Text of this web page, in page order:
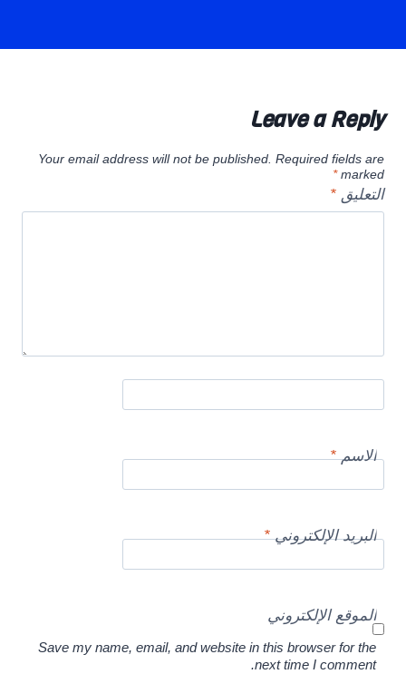
Leave a Reply
Your email address will not be published. Required fields are
marked
*
التعليق *
الاسم*
البريد الإلكتروني*
الموقع الإلكتروني
Save my name, email, and website in this browser for the
next time I comment.